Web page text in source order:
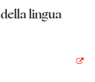
lingua